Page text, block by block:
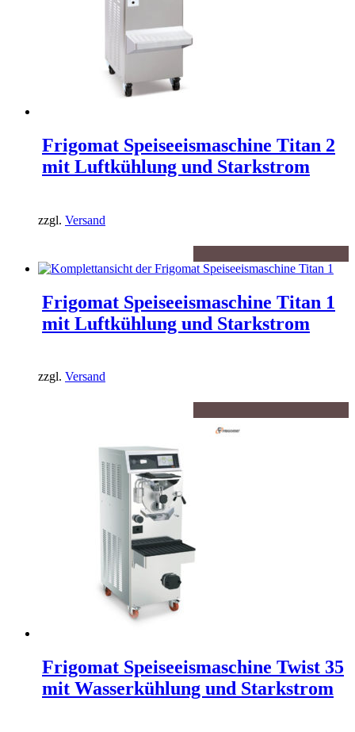
Frigomat Speiseeismaschine Titan 2
mit Luftkühlung und Starkstrom
zzgl. Versand
Frigomat Speiseeismaschine Titan 1
mit Luftkühlung und Starkstrom
zzgl. Versand
Frigomat Speiseeismaschine Twist 35
mit Wasserkühlung und Starkstrom